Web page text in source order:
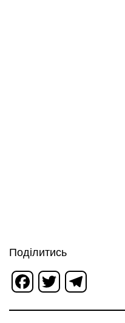
Поділитись
Facebook
Twitter